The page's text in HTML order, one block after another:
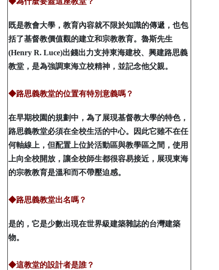
既是教會大學，教育內容就不限於知識的傳遞，也包
括了基督教價值觀的建立和宗教教育。魯斯先生
(Henry R. Luce)出錢出力支持東海建校、興建路思義
教堂，是為強調東海立校精神，並記念他父親。
◆路思義教堂的位置有特別意義嗎？
在早期校園的規劃中，為了展現基督教大學的特色，
路思義教堂必須在全校生活的中心。因此它雖不在任
何軸線上，但配置上位於活動區與教學區之間，使用
上向全校開放，讓全校師生都很容易接近，展現東海
的宗教教育是溫和而不帶壓迫感。
◆路思義教堂出名嗎？
是的，它是少數出現在世界級建築雜誌的台灣建築
物。
◆這教堂的設計者是誰？